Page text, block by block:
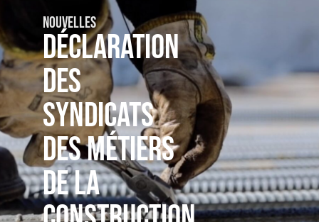
NOUVELLES
DÉCLARATION
DES
SYNDICATS
DES MÉTIERS
DE LA